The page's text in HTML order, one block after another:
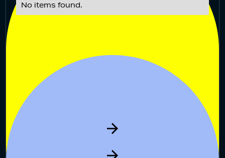
No items found.